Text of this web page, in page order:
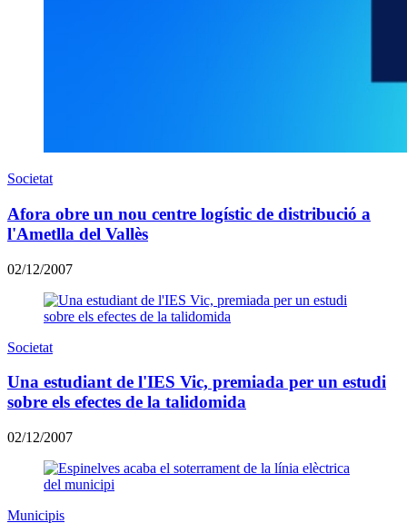
Societat
Afora obre un nou centre logístic de distribució a
l'Ametlla del Vallès
02/12/2007
Societat
Una estudiant de l'IES Vic, premiada per un estudi
sobre els efectes de la talidomida
02/12/2007
Municipis